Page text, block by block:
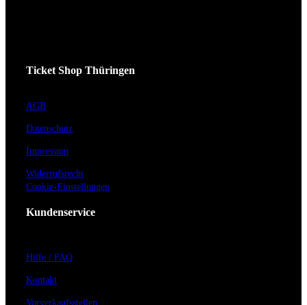
Ticket Shop Thüringen
AGB
Datenschutz
Impressum
Widerrufsrecht
Cookie-Einstellungen
Kundenservice
Hilfe / FAQ
Kontakt
Vorverkaufsstellen